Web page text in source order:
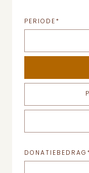
PERIODE *
DONATIEBEDRAG